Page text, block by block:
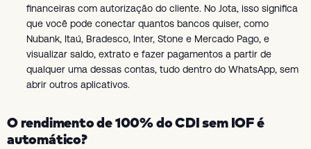
financeiras com autorização do cliente. No Jota, isso significa
que você pode conectar quantos bancos quiser, como
Nubank, Itaú, Bradesco, Inter, Stone e Mercado Pago, e
visualizar saldo, extrato e fazer pagamentos a partir de
qualquer uma dessas contas, tudo dentro do WhatsApp, sem
abrir outros aplicativos.
O rendimento de 100% do CDI sem IOF é
automático?